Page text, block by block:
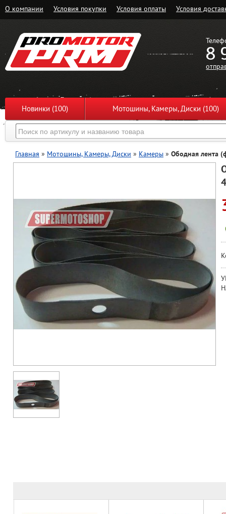
О компании Условия покупки Условия оплаты Условия
8
Новинки (100) Мотошины, Камеры, Диски (100)
Главная » Мотошины, Камеры, Диски » Камеры » Ободная лента